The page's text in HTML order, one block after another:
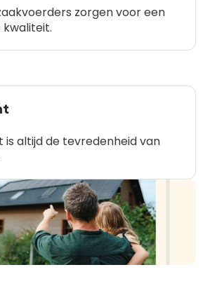
zorgen voor een
is altijd de tevredenheid van